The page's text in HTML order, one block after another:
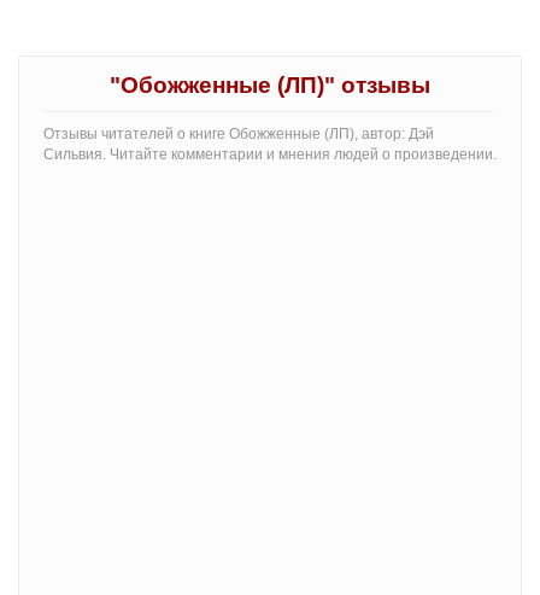
"Обожженные (ЛП)" отзывы
Отзывы читателей о книге Обожженные (ЛП), автор: Дэй
Сильвия. Читайте комментарии и мнения людей о произведении.